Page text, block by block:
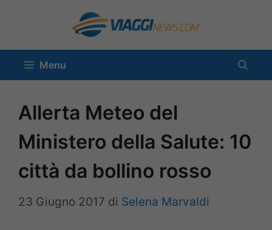
contenuto
Menu
Allerta Meteo del
Ministero della Salute: 10
città da bollino rosso
23 Giugno 2017 di Selena Marvaldi